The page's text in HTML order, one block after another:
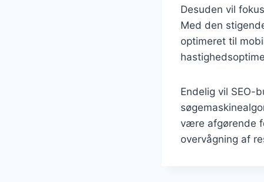
Desuden vil
Med den
optimeret til
Endelig vil SEO-
være afgørende
overvågning af